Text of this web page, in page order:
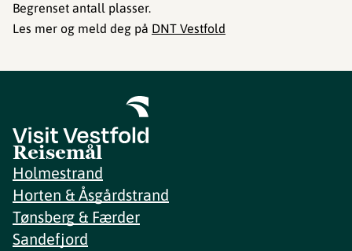
Begrenset antall plasser.
Les mer og meld deg på DNT Vestfold
Reisemål
Holmestrand
Horten & Åsgårdstrand
Tønsberg & Færder
Sandefjord